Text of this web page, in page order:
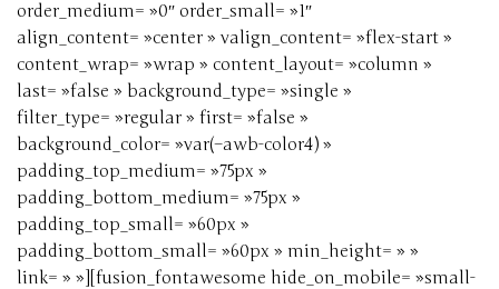
order_medium= »0″ order_small= »1″
align_content= »center » valign_content= »flex-start »
content_wrap= »wrap » content_layout= »column »
last= »false » background_type= »single »
filter_type= »regular » first= »false »
background_color= »var(–awb-color4) »
padding_top_medium= »75px »
padding_bottom_medium= »75px »
padding_top_small= »60px »
padding_bottom_small= »60px » min_height= » »
link= » »][fusion_fontawesome hide_on_mobile= »small-